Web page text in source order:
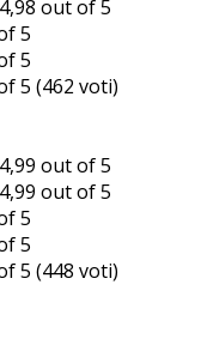
(462 voti)
(448 voti)